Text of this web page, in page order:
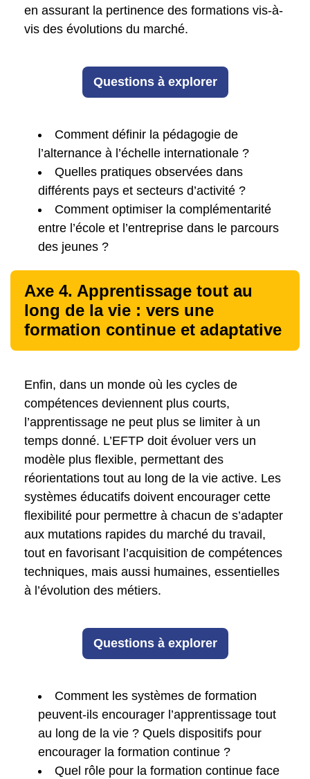
en assurant la pertinence des formations vis-à-
vis des évolutions du marché.
Questions à explorer
Comment définir la pédagogie de
l’alternance à l’échelle internationale ?
Quelles pratiques observées dans
différents pays et secteurs d’activité ?
Comment optimiser la complémentarité
entre l’école et l’entreprise dans le parcours
des jeunes ?
Axe 4. Apprentissage tout au
long de la vie : vers une
formation continue et adaptative
Enfin, dans un monde où les cycles de
compétences deviennent plus courts,
l’apprentissage ne peut plus se limiter à un
temps donné. L’EFTP doit évoluer vers un
modèle plus flexible, permettant des
réorientations tout au long de la vie active. Les
systèmes éducatifs doivent encourager cette
flexibilité pour permettre à chacun de s’adapter
aux mutations rapides du marché du travail,
tout en favorisant l’acquisition de compétences
techniques, mais aussi humaines, essentielles
à l’évolution des métiers.
Questions à explorer
Comment les systèmes de formation
peuvent-ils encourager l’apprentissage tout
au long de la vie ? Quels dispositifs pour
encourager la formation continue ?
Quel rôle pour la formation continue face